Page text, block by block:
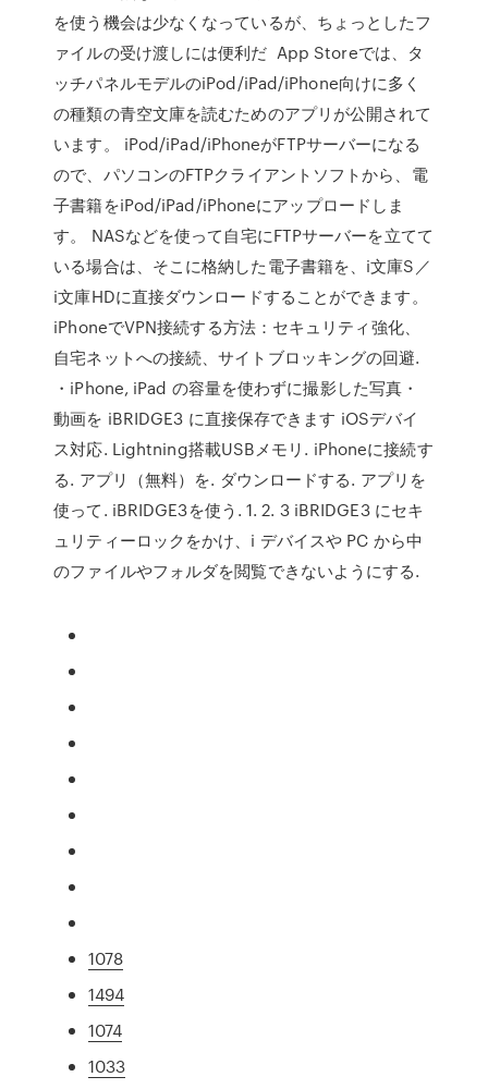
を使う機会は少なくなっているが、ちょっとしたフ
ァイルの受け渡しには便利だ App Storeでは、タ
ッチパネルモデルのiPod/iPad/iPhone向けに多く
の種類の青空文庫を読むためのアプリが公開されて
います。 iPod/iPad/iPhoneがFTPサーバーになる
ので、パソコンのFTPクライアントソフトから、電
子書籍をiPod/iPad/iPhoneにアップロードしま
す。 NASなどを使って自宅にFTPサーバーを立てて
いる場合は、そこに格納した電子書籍を、i文庫S／
i文庫HDに直接ダウンロードすることができます。
iPhoneでVPN接続する方法：セキュリティ強化、
自宅ネットへの接続、サイトブロッキングの回避.
・iPhone, iPad の容量を使わずに撮影した写真・
動画を iBRIDGE3 に直接保存できます iOSデバイ
ス対応. Lightning搭載USBメモリ. iPhoneに接続す
る. アプリ（無料）を. ダウンロードする. アプリを
使って. iBRIDGE3を使う. 1. 2. 3 iBRIDGE3 にセキ
ュリティーロックをかけ、i デバイスや PC から中
のファイルやフォルダを閲覧できないようにする.
1078
1494
1074
1033